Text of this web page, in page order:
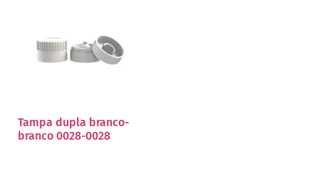
Tampa dupla branco-
branco 0028-0028